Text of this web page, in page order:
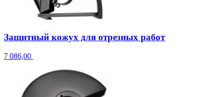
Защитный кожух для отрезных работ
7 086,00